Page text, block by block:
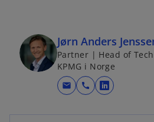
Jørn Anders
Partner | Head of
KPMG i Norge
mail call
o